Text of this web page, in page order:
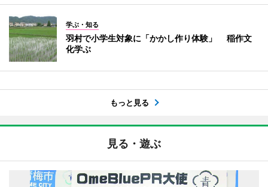
学ぶ・知る
羽村で小学生対象に「かかし作り体験」 稲作文
化学ぶ
もっと見る
見る・遊ぶ